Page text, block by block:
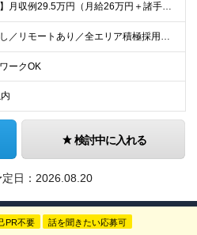
【首都圏】月収例29.5万円（月給26万円＋諸手当） 【東海・関西】月収例28.5万円（月給25万円＋諸手当） 【九州】月収例26万円（月給23万円＋諸手当） ※経験・スキル・前職給与を踏まえ、総合
【転勤なし／リモートあり／全エリア積極採用中】 ・大手企業のプロジェクトが中心 ・勤務エリアは希望を考慮し決定 ・研修はリモートメインで実施します ・U&Iターンの方も大歓迎◎ ＜主なエリア＞ ■首
ークOK
検討中に入れる
日： 2026.08.20
PR不要 話を聞きたい応募可